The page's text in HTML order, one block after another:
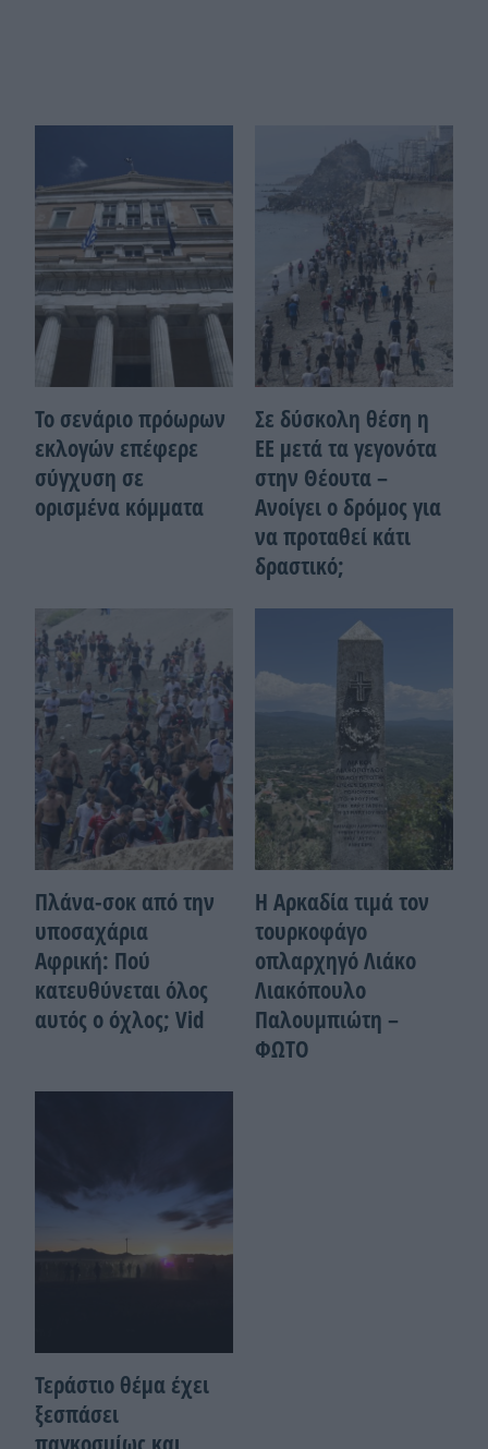
Το σενάριο πρόωρων
εκλογών επέφερε
σύγχυση σε
ορισμένα κόμματα
Σε δύσκολη θέση η
ΕΕ μετά τα γεγονότα
στην Θέουτα –
Ανοίγει ο δρόμος για
να προταθεί κάτι
δραστικό;
Πλάνα-σοκ από την
υποσαχάρια
Αφρική: Πού
κατευθύνεται όλος
αυτός ο όχλος; Vid
Η Αρκαδία τιμά τον
τουρκοφάγο
οπλαρχηγό Λιάκο
Λιακόπουλο
Παλουμπιώτη –
ΦΩΤΟ
Τεράστιο θέμα έχει
ξεσπάσει